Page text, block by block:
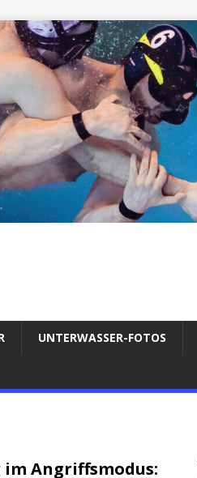
UNTERWASSER-FOTOS
im Angriffsmodus: